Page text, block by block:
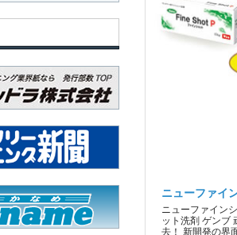
ニューファイ
ニューファイン
ット洗剤 ゲンブ
去！ 新開発の界